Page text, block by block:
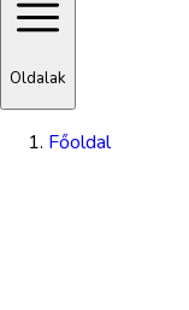
Oldalak
Főoldal